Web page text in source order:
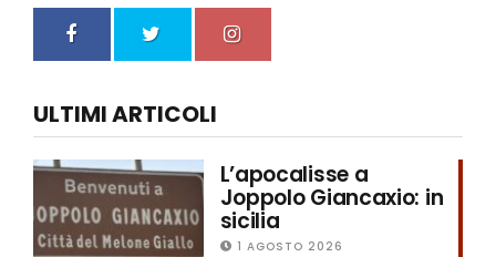
ULTIMI ARTICOLI
L’apocalisse a
Joppolo Giancaxio: in
sicilia
1 AGOSTO 2026